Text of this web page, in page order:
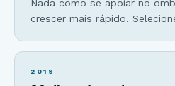
Nada como se apoiar no
crescer mais rápido.
copywriters mundialmente
2019